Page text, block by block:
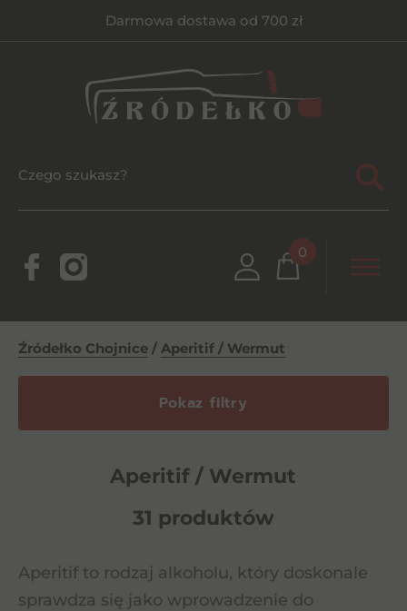
Darmowa dostawa od 700 zł
0
Źródełko Chojnice / Aperitif / Wermut
Pokaz filtry
Aperitif / Wermut
31 produktów
Aperitif to rodzaj alkoholu, który doskonale
sprawdza się jako wprowadzenie do